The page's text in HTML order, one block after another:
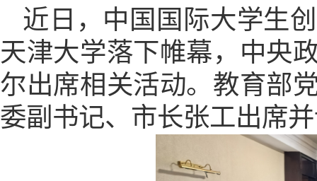
近日，中国国际大学生
天津大学落下帷幕，中央
尔出席相关活动。教育部
委副书记、市长张工出席